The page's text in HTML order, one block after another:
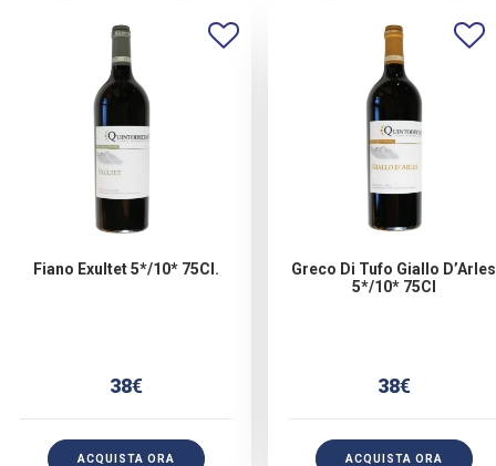
Fiano Exultet 5*/10* 75Cl.
38€
ACQUISTA ORA
Greco Di Tufo Giallo D’Arles
5*/10* 75Cl
38€
ACQUISTA ORA